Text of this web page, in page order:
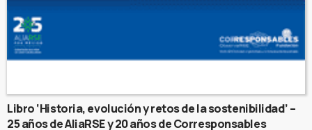
Libro ‘Historia, evolución y retos de la sostenibilidad’ –
25 años de AliaRSE y 20 años de Corresponsables